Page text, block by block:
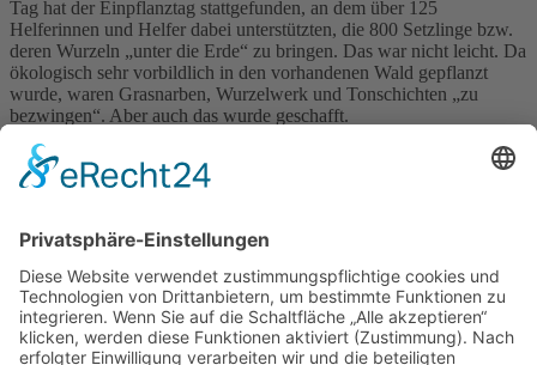
Tag hat der Einpflanztag stattgefunden, an dem über 125
Helferinnen und Helfer dabei unterstützten, die 800 Setzlinge bzw.
deren Wurzeln „unter die Erde“ zu bringen. Das war nicht leicht. Da
ökologisch sehr vorbildlich in den vorhandenen Wald gepflanzt
wurde, waren Grasnarben, Wurzelwerk und Tonschichten „zu
bezwingen“. Aber auch das wurde geschafft.
Der Spendenbetrag, der die erforderlichen Kosten für das „800-
Jahre-Wäldchen“ übersteigt, wird, wie versprochen, für andere
einen guten Zweck.
Insgesamt war das Vorhaben "800-Jahre-Wäldchen – Mein Baum
für Kamenz" eine schöne Aktion, welche neben dem praktischen
Ergebnis, vor allem gemeinschaftsstiftend bzw. -verbindend war.
Vielen Dank!